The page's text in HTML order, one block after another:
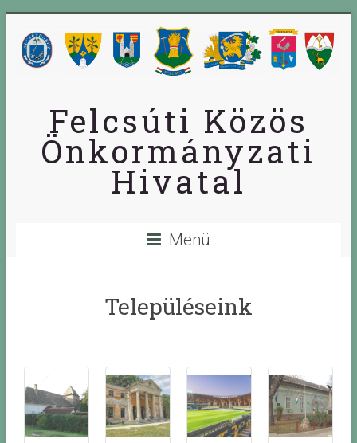
Felcsúti Közös
Önkormányzati
Hivatal
Menü
Településeink